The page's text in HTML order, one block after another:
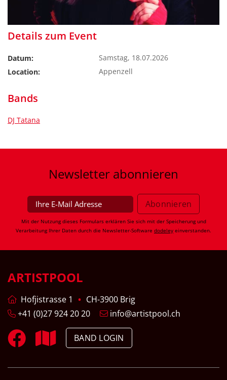
Details zum Event
Datum:
Samstag, 18.07.2026
Location:
Appenzell
Bands
DJ Tatana
Newsletter abonnieren
Mit der Nutzung dieses Formulars erklären Sie sich mit der Speicherung und
Verarbeitung Ihrer Daten durch die Newsletter-Software dodeley einverstanden.
ARTISTPOOL
Hofjistrasse 1
CH-3900 Brig
+41 (0)27 924 20 20
info@artistpool.ch
BAND LOGIN